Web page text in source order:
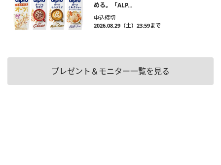
める。「ALP...
申込締切
2026.08.29（土）23:59まで
プレゼント＆モニター一覧を見る